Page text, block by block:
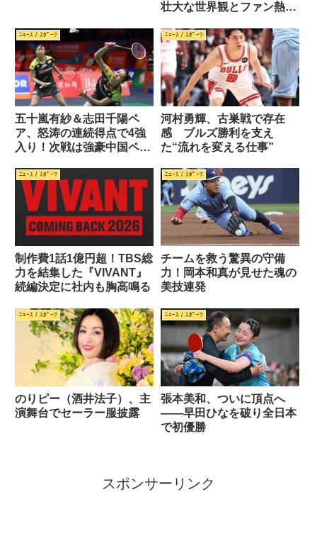
壮大な世界観とファン熱狂
ﾆｭｰｽ / ｽﾎﾟｰﾂ
五十嵐有紗＆志田千陽ペ
ア、怒涛の連続得点で4強
入り！次戦は強豪中国ペア
ﾆｭｰｽ / ｽﾎﾟｰﾂ
河村勇輝、古巣戦で存在
感 ブルズ勝利を支え
た“流れを変える仕事”
ﾆｭｰｽ / ｽﾎﾟｰﾂ
制作費1話1億円超！TBS総
力を結集した『VIVANT』
続編決定に社内も胸高鳴る
ﾆｭｰｽ / ｽﾎﾟｰﾂ
チームを救う驚異の守備
力！岡本和真が見せた魂の
美技連発
ﾆｭｰｽ / ｽﾎﾟｰﾂ
のりピー（酒井法子）、主
演舞台でセーラー服披露
ﾆｭｰｽ / ｽﾎﾟｰﾂ
張本美和、ついに頂点へ
――早田ひなを破り全日本
で初優勝
スポンサーリンク